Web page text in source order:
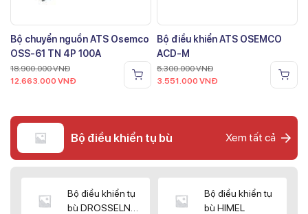
Bộ chuyển nguồn ATS Osemco
OSS-61 TN 4P 100A
18.900.000VNĐ
12.663.000 VNĐ
Bộ điều khiển ATS OSEMCO
ACD-M
5.300.000VNĐ
3.551.000 VNĐ
Bộ điều khiển tụ bù Xem tất cả
Bộ điều khiển tụ
bù DROSSELN
Bộ điều khiển tụ
bù HIMEL